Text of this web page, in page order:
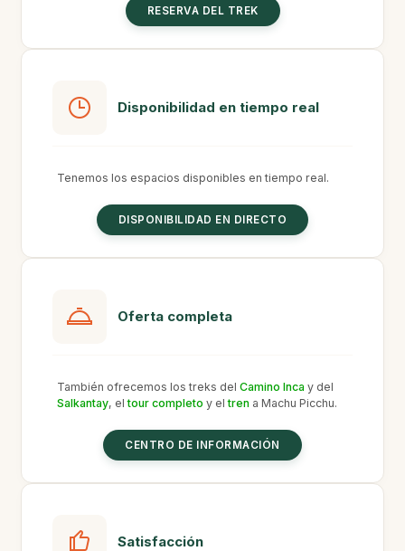
RESERVA DEL TREK
Disponibilidad en tiempo real
Tenemos los espacios disponibles en tiempo real.
DISPONIBILIDAD EN DIRECTO
Oferta completa
También ofrecemos los treks del Camino Inca y del
Salkantay, eltour completo y eltren a Machu Picchu.
CENTRO DE INFORMACIÓN
Satisfacción